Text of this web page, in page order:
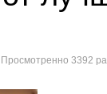
Просмотренно 3392